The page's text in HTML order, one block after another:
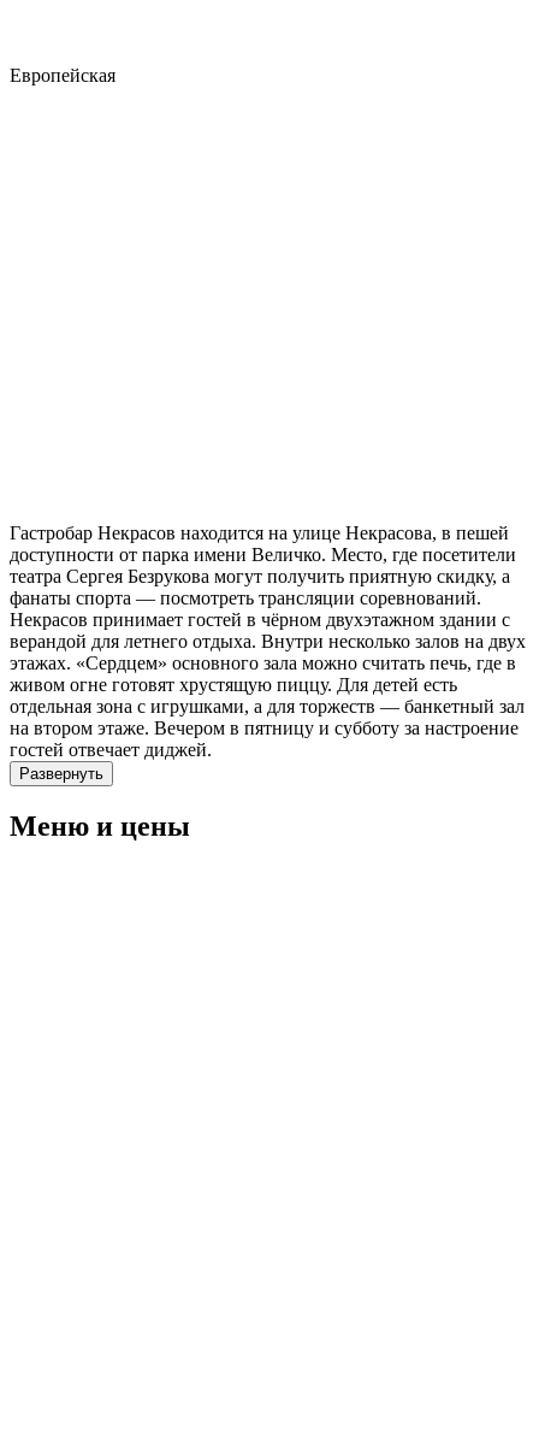
Европейская
Гастробар Некрасов находится на улице Некрасова, в пешей
доступности от парка имени Величко. Место, где посетители
театра Сергея Безрукова могут получить приятную скидку, а
фанаты спорта — посмотреть трансляции соревнований.
Некрасов принимает гостей в чёрном двухэтажном здании с
верандой для летнего отдыха. Внутри несколько залов на двух
этажах. «Сердцем» основного зала можно считать печь, где в
живом огне готовят хрустящую пиццу. Для детей есть
отдельная зона с игрушками, а для торжеств — банкетный зал
на втором этаже. Вечером в пятницу и субботу за настроение
гостей отвечает диджей.
Развернуть
Меню и цены